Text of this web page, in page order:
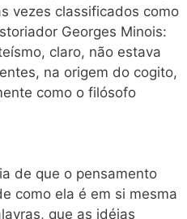
vezes classificados como
Georges Minois:
claro, não estava
na origem do cogito,
como o filósofo
de que o pensamento
como ela é em si mesma
que as idéias